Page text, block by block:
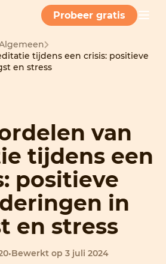
Probeer gratis
tijdens een crisis: positieve
en stress
van
tijdens een
positieve
in
en stress
•Bewerkt op 3 juli 2024